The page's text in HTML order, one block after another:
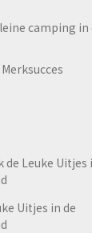
camping in
de Leuke Uitjes
Uitjes in de